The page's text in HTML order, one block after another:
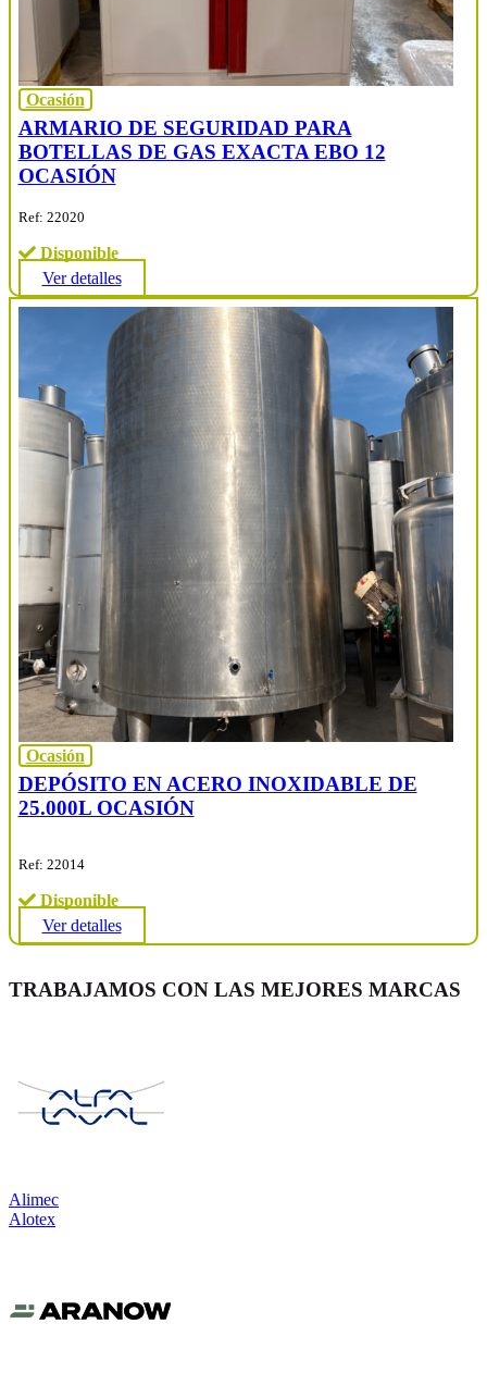
Ocasión
ARMARIO DE SEGURIDAD PARA
BOTELLAS DE GAS EXACTA EBO 12
OCASIÓN
Ref: 22020
Disponible
Ver detalles
Ocasión
DEPÓSITO EN ACERO INOXIDABLE DE
25.000L OCASIÓN
Ref: 22014
Disponible
Ver detalles
TRABAJAMOS CON LAS MEJORES MARCAS
Alimec
Alotex